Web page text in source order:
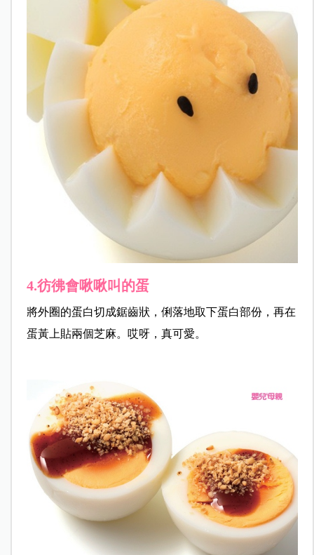
4.彷彿會啾啾叫的蛋
將外圈的蛋白切成鋸齒狀，俐落地取下蛋白部份，再在
蛋黃上貼兩個芝麻。哎呀，真可愛。